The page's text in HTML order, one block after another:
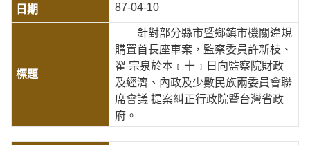
87-04-10
針對部分縣市暨鄉鎮市機關違規
購置首長座車案，監察委員許新枝、
翟 宗泉於本﹝十﹞日向監察院財政
及經濟、內政及少數民族兩委員會聯
席會議 提案糾正行政院暨台灣省政
府。